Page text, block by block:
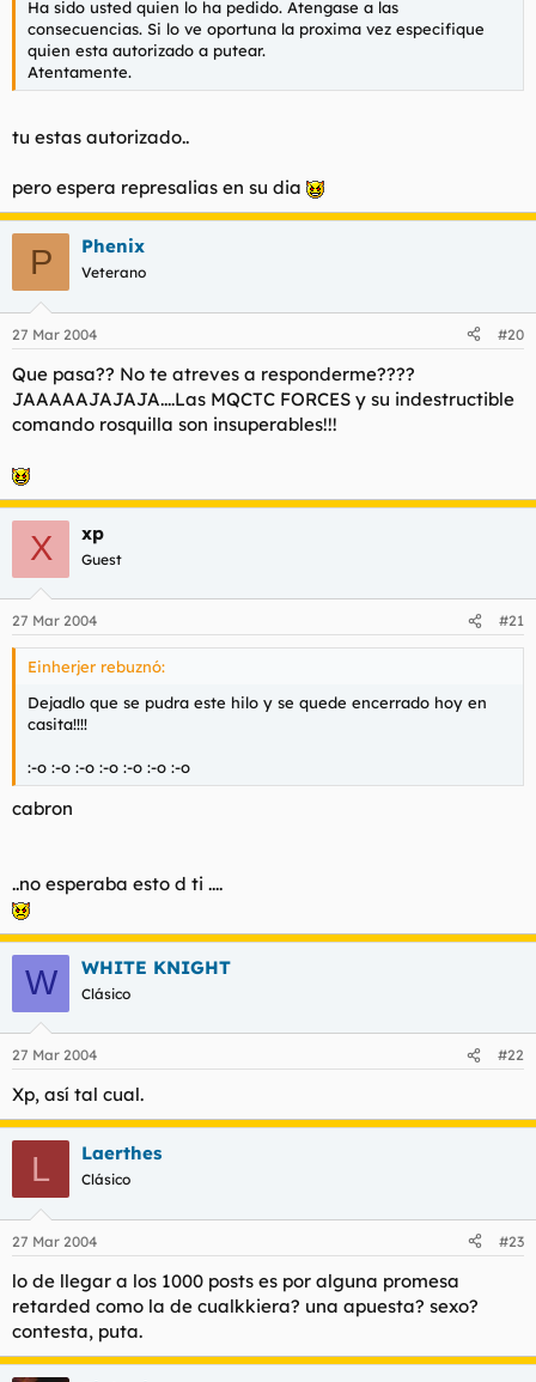
Ha sido usted quien lo ha pedido. Atengase a las
consecuencias. Si lo ve oportuna la proxima vez especifique
quien esta autorizado a putear.
Atentamente.
tu estas autorizado..
pero espera represalias en su dia
P Phenix
Veterano
27 Mar 2004 #20
Que pasa?? No te atreves a responderme????
JAAAAAJAJAJA....Las MQCTC FORCES y su indestructible
comando rosquilla son insuperables!!!
X xp
Guest
27 Mar 2004 #21
Einherjer rebuznó:
Dejadlo que se pudra este hilo y se quede encerrado hoy en
casita!!!!
:-o :-o :-o :-o :-o :-o :-o
cabron
..no esperaba esto d ti ....
W WHITE KNIGHT
Clásico
27 Mar 2004 #22
Xp, así tal cual.
L Laerthes
Clásico
27 Mar 2004 #23
lo de llegar a los 1000 posts es por alguna promesa
retarded como la de cualkkiera? una apuesta? sexo?
contesta, puta.